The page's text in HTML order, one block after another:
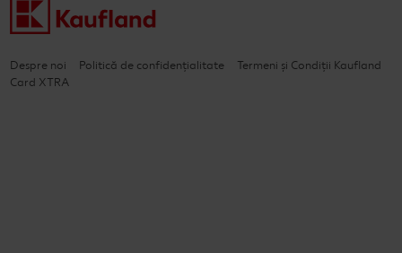
Despre noi Politică de confidențialitate
Termeni și Condiții Kaufland
Card XTRA